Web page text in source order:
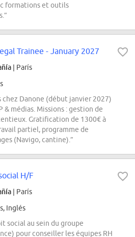
formations et outils
Trainee - January 2027
| París
chez Danone (début janvier 2027)
& médias. Missions : gestion de
Gratification de 1300€ à
partiel, programme de
(Navigo, cantine).”
H/F
| París
Inglés
social au sein du groupe
pour conseiller les équipes RH